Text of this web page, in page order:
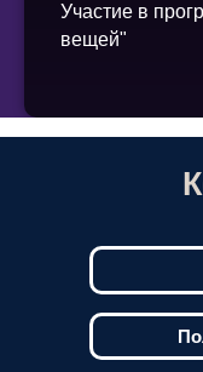
Участие в
вещей"